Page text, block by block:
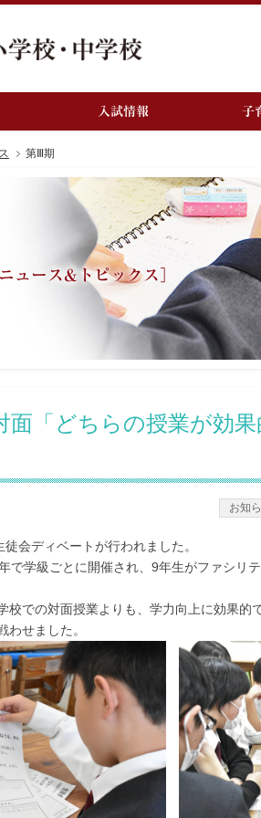
STEAM教育
－教育理念
3大
－体
－さ
－プ
入試情報
入学をお考えの方へ
入学
集要
子
第Ⅲ期
ニュース&トピックス］
面「どちらの授業が効
お知
会ディベートが行われました。
で学級ごとに開催され、9年生がファシリ
での対面授業よりも、学力向上に効果的
わせました。